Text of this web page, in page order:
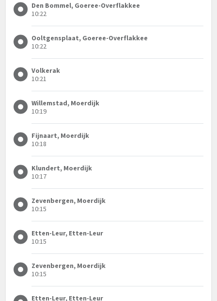
Den Bommel, Goeree-Overflakkee
10:22
Ooltgensplaat, Goeree-Overflakkee
10:22
Volkerak
10:21
Willemstad, Moerdijk
10:19
Fijnaart, Moerdijk
10:18
Klundert, Moerdijk
10:17
Zevenbergen, Moerdijk
10:15
Etten-Leur, Etten-Leur
10:15
Zevenbergen, Moerdijk
10:15
Etten-Leur, Etten-Leur